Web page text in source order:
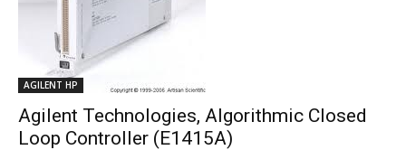
AGILENT HP
Agilent Technologies, Algorithmic Closed
Loop Controller (E1415A)